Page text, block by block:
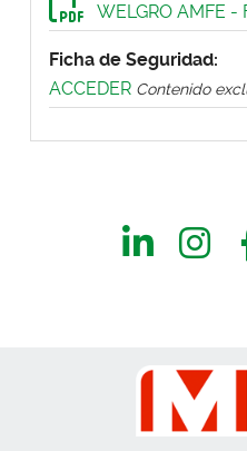
WELGRO AMFE -
Ficha de Seguridad:
ACCEDER Contenido